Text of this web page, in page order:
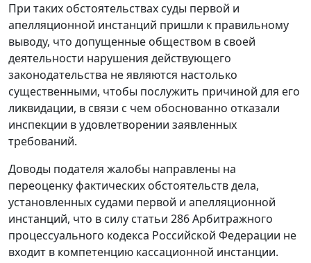
При таких обстоятельствах суды первой и
апелляционной инстанций пришли к правильному
выводу, что допущенные обществом в своей
деятельности нарушения действующего
законодательства не являются настолько
существенными, чтобы послужить причиной для его
ликвидации, в связи с чем обоснованно отказали
инспекции в удовлетворении заявленных
требований.
Доводы подателя жалобы направлены на
переоценку фактических обстоятельств дела,
установленных судами первой и апелляционной
инстанций, что в силу статьи 286Арбитражного
процессуального кодекса Российской Федерации не
входит в компетенцию кассационной инстанции.